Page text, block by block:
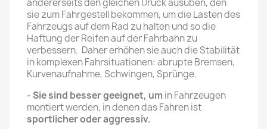
andererseits den gleichen Druck ausüben, den
sie zum Fahrgestell bekommen, um die Lasten des
Fahrzeugs auf dem Rad zu halten und so die
Haftung der Reifen auf der Fahrbahn zu
verbessern. Daher erhöhen sie auch die Stabilität
in komplexen Fahrsituationen: abrupte Bremsen,
Kurvenaufnahme, Schwingen, Sprünge.
- Sie sind besser geeignet, um in Fahrzeugen
montiert werden, in denen das Fahren ist
sportlicher oder aggressiv.